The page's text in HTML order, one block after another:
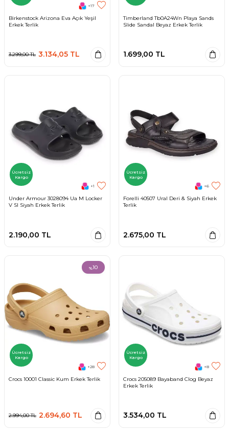
+17
Birkenstock Arizona Eva Açık Yeşil
Erkek Terlik
3.299,00TL 3.134,05 TL
Timberland Tb0A24Wn Playa Sands
Slide Sandal Beyaz Erkek Terlik
1.699,00 TL
Ücretsiz
Kargo
+1
Under Armour 3028094 Ua M Locker
V Sl Siyah Erkek Terlik
2.190,00 TL
Ücretsiz
Kargo
+6
Forelli 40507 Ural Deri & Siyah Erkek
Terlik
2.675,00 TL
%10
Ücretsiz
Kargo
+28
Crocs 10001 Classic Kum Erkek Terlik
2.994,00TL 2.694,60 TL
Ücretsiz
Kargo
+8
Crocs 205089 Bayaband Clog Beyaz
Erkek Terlik
3.534,00 TL